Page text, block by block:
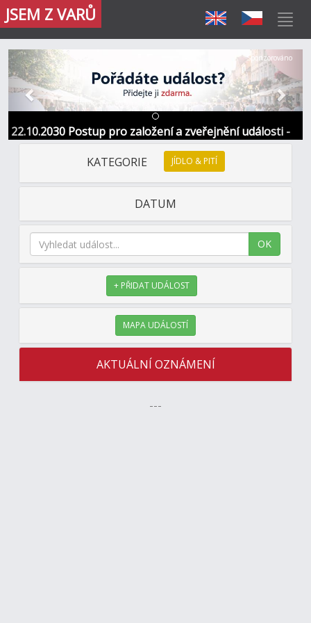
JSEM Z VARŮ
22.10.2030 Postup pro založení a zveřejnění události -
Informace / kontakt
Předchozí Další
Sponzorováno
KATEGORIE JÍDLO & PITÍ
DATUM
OK
+ PŘIDAT UDÁLOST
MAPA UDÁLOSTÍ
AKTUÁLNÍ OZNÁMENÍ
---